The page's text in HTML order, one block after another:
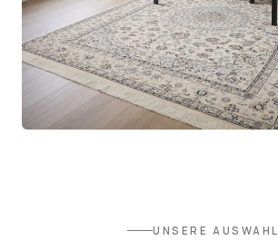
UNSERE AUSWAHL